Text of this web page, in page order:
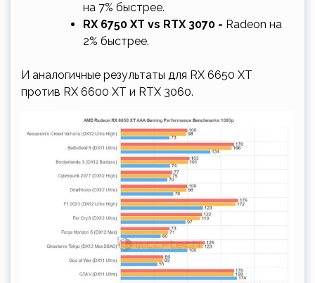
на 7% быстрее.
RX 6750 XT vs RTX 3070 = Radeon на
2% быстрее.
И аналогичные результаты для RX 6650 XT
против RX 6600 XT и RTX 3060.